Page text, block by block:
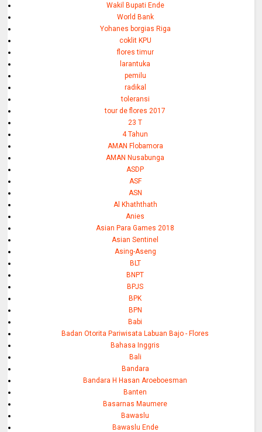
Wakil Bupati Ende
World Bank
Yohanes borgias Riga
coklit KPU
flores timur
larantuka
pemilu
radikal
toleransi
tour de flores 2017
23 T
4 Tahun
AMAN Flobamora
AMAN Nusabunga
ASDP
ASF
ASN
Al Khaththath
Anies
Asian Para Games 2018
Asian Sentinel
Asing-Aseng
BLT
BNPT
BPJS
BPK
BPN
Babi
Badan Otorita Pariwisata Labuan Bajo - Flores
Bahasa Inggris
Bali
Bandara
Bandara H Hasan Aroeboesman
Banten
Basarnas Maumere
Bawaslu
Bawaslu Ende